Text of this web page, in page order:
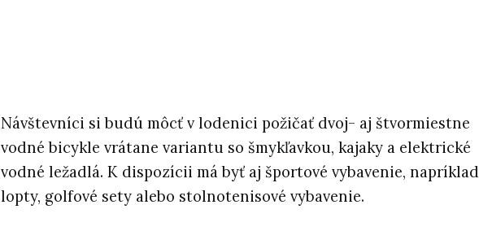
Návštevníci si budú môcť v lodenici požičať dvoj- aj štvormiestne
vodné bicykle vrátane variantu so šmykľavkou, kajaky a elektrické
vodné ležadlá. K dispozícii má byť aj športové vybavenie, napríklad
lopty, golfové sety alebo stolnotenisové vybavenie.